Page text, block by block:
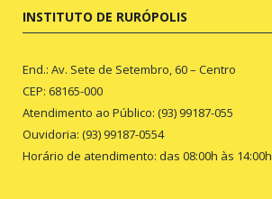
INSTITUTO DE RURÓPOLIS
End.: Av. Sete de Setembro, 60 – Centro
CEP: 68165-000
Atendimento ao Público: (93) 99187-055
Ouvidoria: (93) 99187-0554
Horário de atendimento: das 08:00h às 14:00h